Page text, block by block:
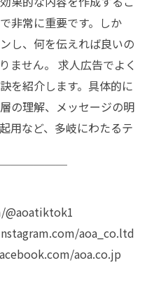
非常に重要です。しか
し、何を伝えれば良いの
ません。 求人広告でよく
を紹介します。具体的に
の理解、メッセージの明
用など、多岐にわたるテ
￣￣￣￣￣
aoa_co.ltd
aoa.co.jp